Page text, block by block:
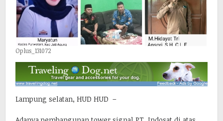
Oplus_131072
Lampung selatan, HUD HUD –